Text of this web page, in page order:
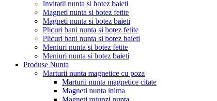
Invitatii nunta si botez baieti
Magneti nunta si botez fetite
Magneti nunta si botez baieti
Plicuri bani nunta si botez fetite
Plicuri bani nunta si botez baieti
Meniuri nunta si botez fetite
Meniuri nunta si botez baieti
Produse Nunta
Marturii nunta magnetice cu poza
Marturii nunta magnetice citate
Magneti nunta inima